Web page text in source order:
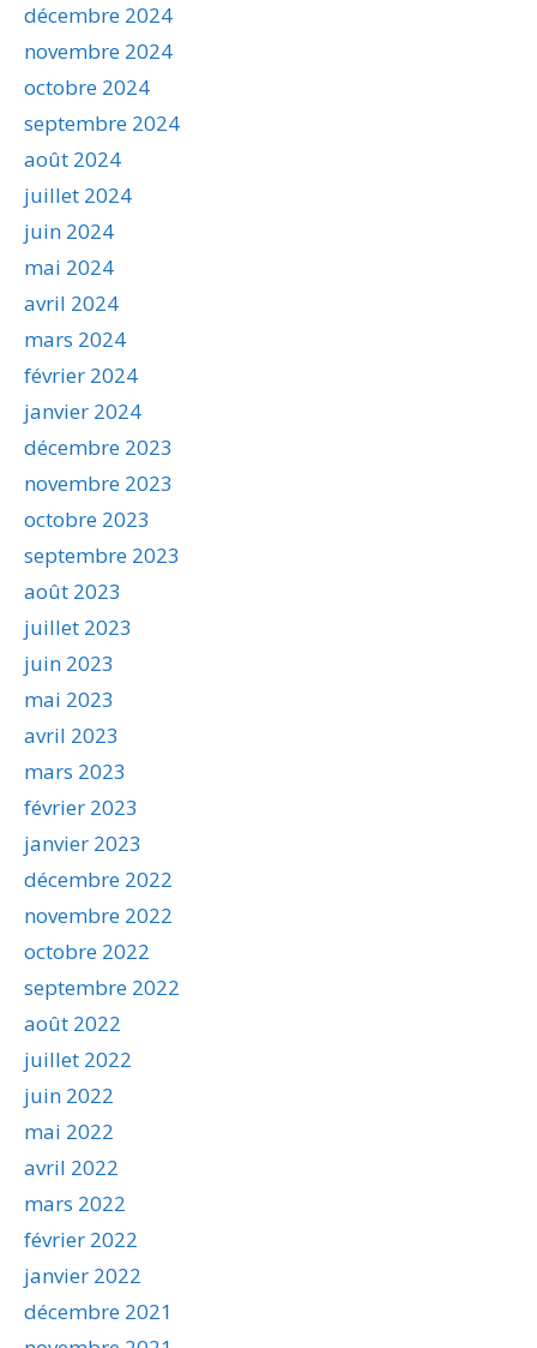
décembre 2024
novembre 2024
octobre 2024
septembre 2024
août 2024
juillet 2024
juin 2024
mai 2024
avril 2024
mars 2024
février 2024
janvier 2024
décembre 2023
novembre 2023
octobre 2023
septembre 2023
août 2023
juillet 2023
juin 2023
mai 2023
avril 2023
mars 2023
février 2023
janvier 2023
décembre 2022
novembre 2022
octobre 2022
septembre 2022
août 2022
juillet 2022
juin 2022
mai 2022
avril 2022
mars 2022
février 2022
janvier 2022
décembre 2021